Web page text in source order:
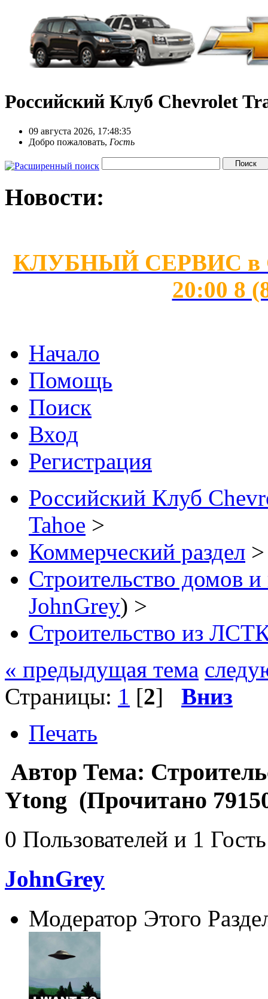
Российский Клуб Chevrolet
09 августа 2026, 17:48:35
Добро пожаловать, Гость
Новости:
КЛУБНЫЙ СЕРВИС в
20:00 8
Начало
Помощь
Поиск
Вход
Регистрация
Российский Клуб
Tahoe >
Коммерческий раздел >
Строительство домов и
JohnGrey) >
Строительство из
« предыдущая тема
Страницы: 1 [2] Вниз
Печать
Автор Тема:
Ytong (Прочитано
0 Пользователей и 1
JohnGrey
Модератор Этого